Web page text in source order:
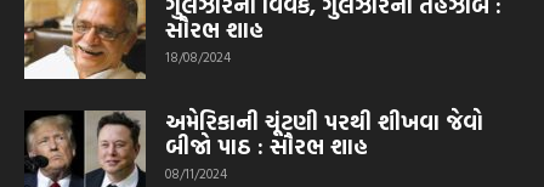
સૌરભ શાહ
18/08/2024
અમેરિકાની ચૂંટણી પરથી શીખવા જેવો
બીજો પાઠ : સૌરભ શાહ
08/11/2024